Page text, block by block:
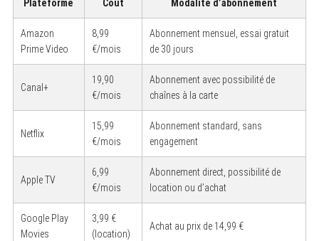
Plateforme Coût Modalité d’abonnement
Amazon
Prime Video
8,99
€/mois
Abonnement mensuel, essai gratuit
de 30 jours
Canal+
19,90
€/mois
Abonnement avec possibilité de
chaînes à la carte
Netflix
15,99
€/mois
Abonnement standard, sans
engagement
Apple TV
6,99
€/mois
Abonnement direct, possibilité de
location ou d’achat
Google Play
Movies
3,99 €
(location)
Achat au prix de 14,99 €